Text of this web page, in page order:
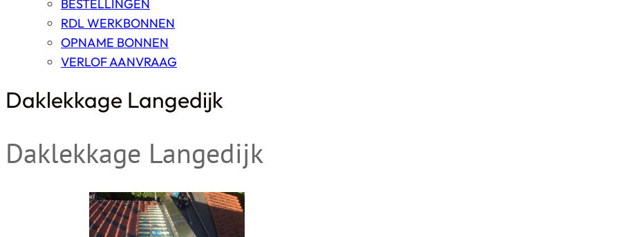
BESTELLINGEN
RDL WERKBONNEN
OPNAME BONNEN
VERLOF AANVRAAG
Daklekkage Langedijk
Daklekkage Langedijk